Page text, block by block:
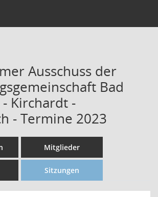
Ausschuss der
Bad
Kirchardt -
- Termine 2023
Mitglieder
Sitzungen